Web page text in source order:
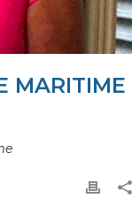
MARITIME